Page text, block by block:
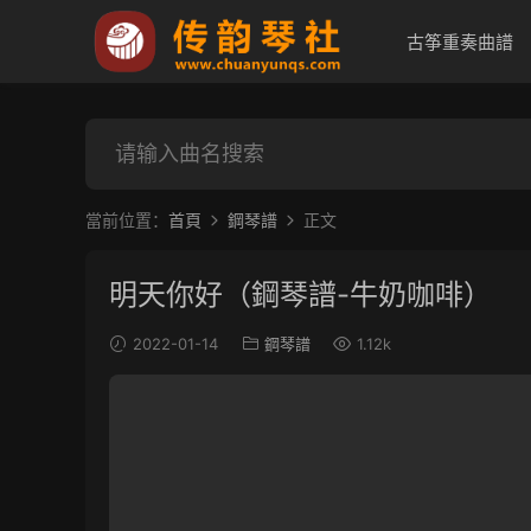
古筝重奏曲譜
當前位置： 首頁 鋼琴譜 正文
明天你好（鋼琴譜-牛奶咖啡）
2022-01-14 鋼琴譜 1.12k